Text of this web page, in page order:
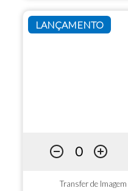
LANÇAMENTO
Transfer de